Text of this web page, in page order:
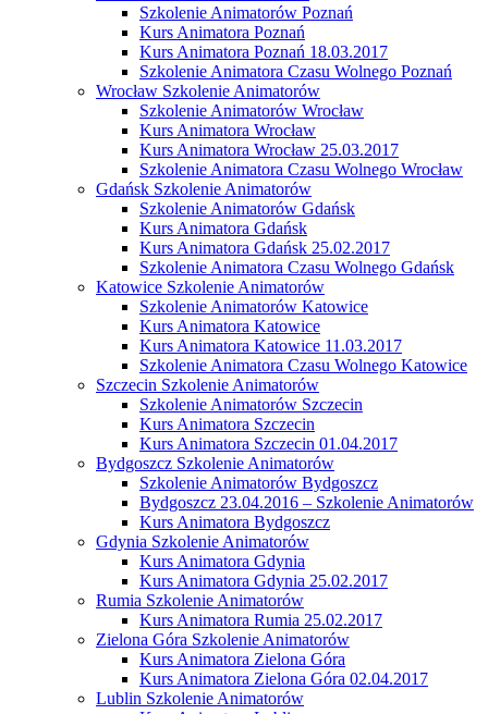
Szkolenie Animatorów Poznań
Kurs Animatora Poznań
Kurs Animatora Poznań 18.03.2017
Szkolenie Animatora Czasu Wolnego Poznań
Wrocław Szkolenie Animatorów
Szkolenie Animatorów Wrocław
Kurs Animatora Wrocław
Kurs Animatora Wrocław 25.03.2017
Szkolenie Animatora Czasu Wolnego Wrocław
Gdańsk Szkolenie Animatorów
Szkolenie Animatorów Gdańsk
Kurs Animatora Gdańsk
Kurs Animatora Gdańsk 25.02.2017
Szkolenie Animatora Czasu Wolnego Gdańsk
Katowice Szkolenie Animatorów
Szkolenie Animatorów Katowice
Kurs Animatora Katowice
Kurs Animatora Katowice 11.03.2017
Szkolenie Animatora Czasu Wolnego Katowice
Szczecin Szkolenie Animatorów
Szkolenie Animatorów Szczecin
Kurs Animatora Szczecin
Kurs Animatora Szczecin 01.04.2017
Bydgoszcz Szkolenie Animatorów
Szkolenie Animatorów Bydgoszcz
Bydgoszcz 23.04.2016 – Szkolenie Animatorów
Kurs Animatora Bydgoszcz
Gdynia Szkolenie Animatorów
Kurs Animatora Gdynia
Kurs Animatora Gdynia 25.02.2017
Rumia Szkolenie Animatorów
Kurs Animatora Rumia 25.02.2017
Zielona Góra Szkolenie Animatorów
Kurs Animatora Zielona Góra
Kurs Animatora Zielona Góra 02.04.2017
Lublin Szkolenie Animatorów